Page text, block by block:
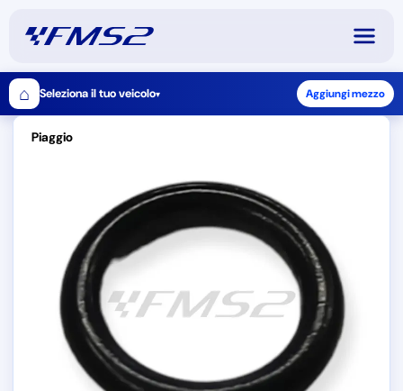
⌂ Seleziona il tuo veicolo▾ Aggiungi mezzo
Piaggio